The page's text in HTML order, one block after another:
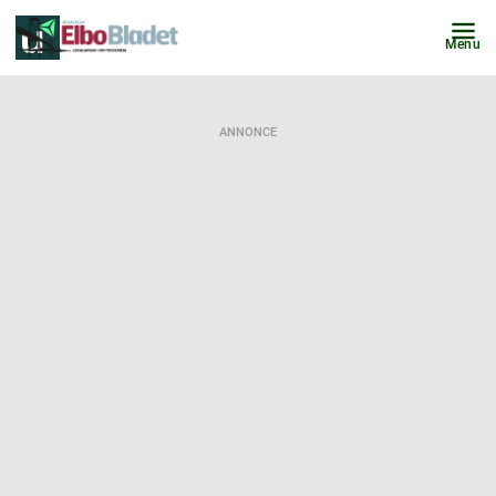
Menu
ANNONCE